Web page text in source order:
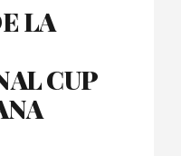
LA
CUP